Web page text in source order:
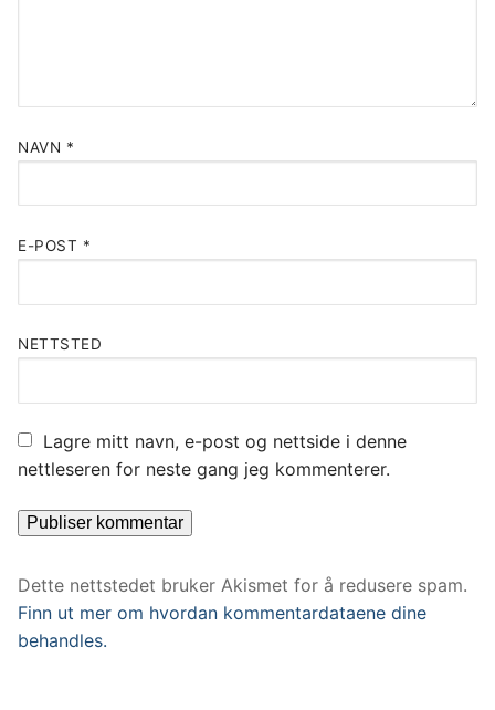
NAVN *
E-POST *
NETTSTED
Lagre mitt navn, e-post og nettside i denne
nettleseren for neste gang jeg kommenterer.
Dette nettstedet bruker Akismet for å redusere spam.
Finn ut mer om hvordan kommentardataene dine
behandles.